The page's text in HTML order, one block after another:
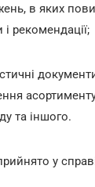
в яких
і рекомендації;
та іншого.
у